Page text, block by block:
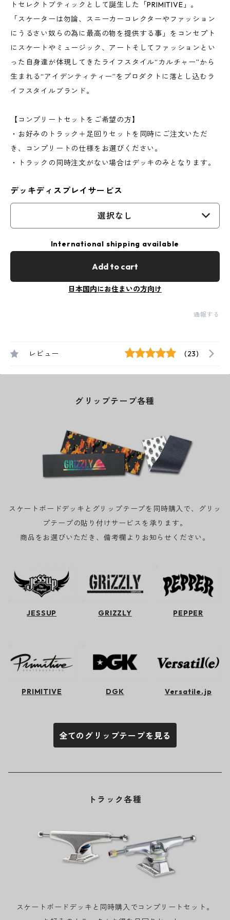
トセレクトブティックとして誕生した「PRIMITIVE」。
「スケーターは勿論、スニーカーコレクターやファッション
にうるさい奴らの為に最高の物を提供する事」をコンセプト
にスケートやミュージック、アートそしてファッションとい
った自身達が体現してきたライフスタイル“カルチャー”から
生まれる“アイデンティティー”をプロダクトに落とし込むラ
イフスタイルブランド。
【コンプリートセットをご希望の方】
・お好みのトラック＋足回りセットを同時にご注文いただ
き、コンプリートの仕様をお選びください。
・トラックの同時注文がない場合はデッキのみとなります。
デッキディスプレイサービス
選択なし
International shipping available
Add to cart
日本国内にお住まいの方向け
通報する
レビュー (23)
グリップテープ各種
スケートボードデッキとグリップテープを同時購入で、グリッ
プテープの貼り付けサービスを承ります。
商品をお選びいただき、備考欄よりお知らせください。
JESSUP GRIZZLY PEPPER
PRIMITIVE DGK Versatile.jp
全てのグリップテープを見る
トラック各種
スケートボードデッキと同時購入でコンプリートセット。